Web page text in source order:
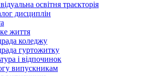
освітня траєкторія
дисциплін
життя
коледжу
гуртожитку
і відпочинок
випускникам